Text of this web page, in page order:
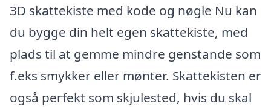
3D skattekiste med kode og nøgle Nu kan
du bygge din helt egen skattekiste, med
plads til at gemme mindre genstande som
f.eks smykker eller mønter. Skattekisten er
også perfekt som skjulested, hvis du skal